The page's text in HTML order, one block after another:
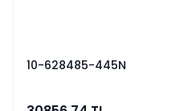
10-628485-445N